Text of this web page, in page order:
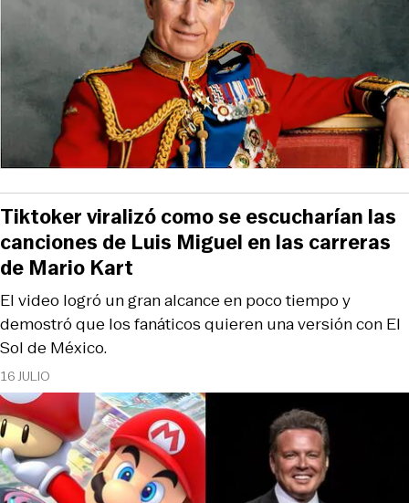
16 JULIO
El video logró un gran alcance en poco tiempo y
demostró que los fanáticos quieren una versión con El
Sol de México.
Tiktoker viralizó como se escucharían las
canciones de Luis Miguel en las carreras
de Mario Kart